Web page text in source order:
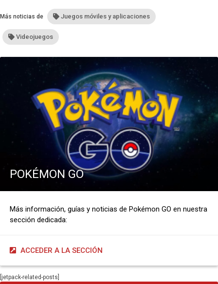
Más noticias de Juegos móviles y aplicaciones
Videojuegos
POKÉMON GO
Más información, guías y noticias de Pokémon GO en nuestra
sección dedicada:
ACCEDER A LA SECCIÓN
[jetpack-related-posts]